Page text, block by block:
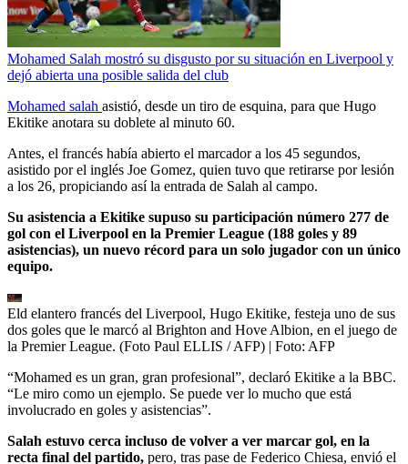
Mohamed Salah mostró su disgusto por su situación en Liverpool y
dejó abierta una posible salida del club
Mohamed salah asistió, desde un tiro de esquina, para que Hugo
Ekitike anotara su doblete al minuto 60.
Antes, el francés había abierto el marcador a los 45 segundos,
asistido por el inglés Joe Gomez, quien tuvo que retirarse por lesión
a los 26, propiciando así la entrada de Salah al campo.
Su asistencia a Ekitike supuso su participación número 277 de
gol con el Liverpool en la Premier League (188 goles y 89
asistencias), un nuevo récord para un solo jugador con un único
equipo.
Eld elantero francés del Liverpool, Hugo Ekitike, festeja uno de sus
dos goles que le marcó al Brighton and Hove Albion, en el juego de
la Premier League. (Foto Paul ELLIS / AFP) | Foto: AFP
“Mohamed es un gran, gran profesional”, declaró Ekitike a la BBC.
“Le miro como un ejemplo. Se puede ver lo mucho que está
involucrado en goles y asistencias”.
Salah estuvo cerca incluso de volver a ver marcar gol, en la
recta final del partido, pero, tras pase de Federico Chiesa, envió el